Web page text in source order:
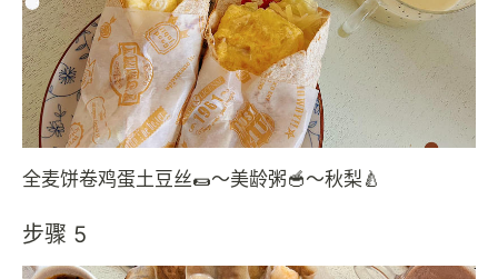
全麦饼卷鸡蛋土豆丝🌯～美龄粥🥣～秋梨🍐
步骤 5